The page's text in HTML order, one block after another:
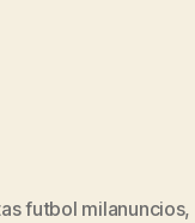
futbol milanuncios,